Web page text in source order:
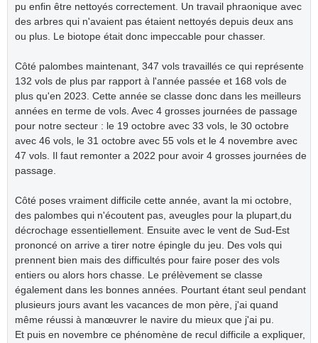
pu enfin être nettoyés correctement. Un travail phraonique avec
des arbres qui n'avaient pas étaient nettoyés depuis deux ans
ou plus. Le biotope était donc impeccable pour chasser.
Côté palombes maintenant, 347 vols travaillés ce qui représente
132 vols de plus par rapport à l'année passée et 168 vols de
plus qu'en 2023. Cette année se classe donc dans les meilleurs
années en terme de vols. Avec 4 grosses journées de passage
pour notre secteur : le 19 octobre avec 33 vols, le 30 octobre
avec 46 vols, le 31 octobre avec 55 vols et le 4 novembre avec
47 vols. Il faut remonter a 2022 pour avoir 4 grosses journées de
passage.
Côté poses vraiment difficile cette année, avant la mi octobre,
des palombes qui n'écoutent pas, aveugles pour la plupart,du
décrochage essentiellement. Ensuite avec le vent de Sud-Est
prononcé on arrive a tirer notre épingle du jeu. Des vols qui
prennent bien mais des difficultés pour faire poser des vols
entiers ou alors hors chasse. Le prélèvement se classe
également dans les bonnes années. Pourtant étant seul pendant
plusieurs jours avant les vacances de mon père, j'ai quand
même réussi à manœuvrer le navire du mieux que j'ai pu.
Et puis en novembre ce phénomène de recul difficile a expliquer,